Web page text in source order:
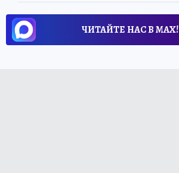
ЧИТАЙТЕ НАС В МАХ!